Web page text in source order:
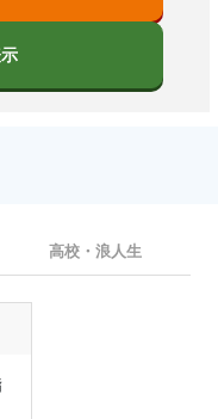
高校・浪人生